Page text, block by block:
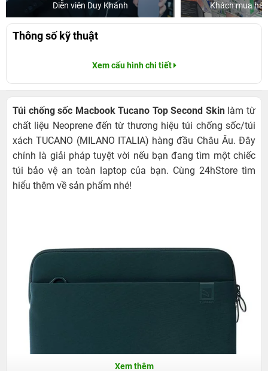
Diễn viên Duy Khánh Khách mua
Thông số kỹ thuật
Xem cấu hình chi tiết
Túi chống sốc Macbook Tucano Top Second Skinlàm từ
chất liệu Neoprene đến từ thương hiệu túi chống sốc/túi
xách TUCANO (MILANO ITALIA) hàng đầu Châu Âu. Đây
chính là giải pháp tuyệt vời nếu bạn đang tìm một chiếc
túi bảo vệ an toàn laptop của bạn. Cùng 24hStore tìm
hiểu thêm về sản phẩm nhé!
Xem thêm